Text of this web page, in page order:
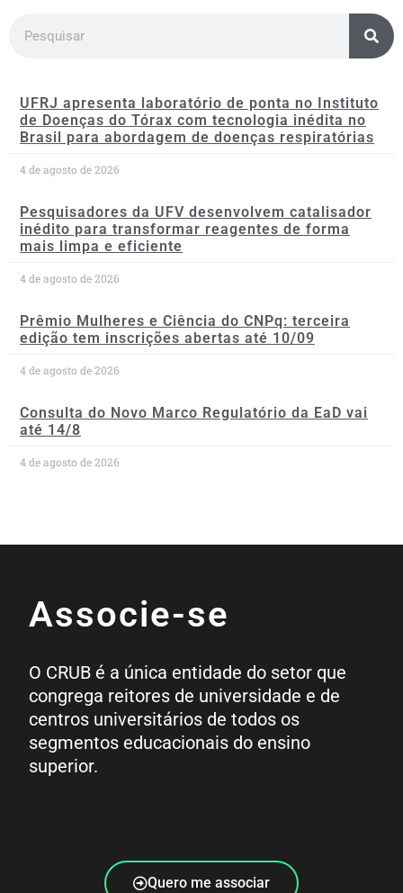
UFRJ apresenta laboratório de ponta no Instituto
de Doenças do Tórax com tecnologia inédita no
Brasil para abordagem de doenças respiratórias
4 de agosto de 2026
Pesquisadores da UFV desenvolvem catalisador
inédito para transformar reagentes de forma
mais limpa e eficiente
4 de agosto de 2026
Prêmio Mulheres e Ciência do CNPq: terceira
edição tem inscrições abertas até 10/09
4 de agosto de 2026
Consulta do Novo Marco Regulatório da EaD vai
até 14/8
4 de agosto de 2026
Associe-se
O CRUB é a única entidade do setor que
congrega reitores de universidade e de
centros universitários de todos os
segmentos educacionais do ensino
superior.
Quero me associar